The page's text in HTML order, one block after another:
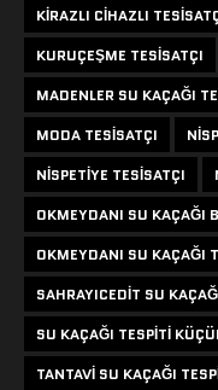
KIRAZLI CIHAZLI
KURUÇEŞME TESISATÇI
MADENLER SU KAÇAĞI
MODA TESISATÇI
NISPETIYE TESISATÇI
OKMEYDANI SU KAÇAĞI
OKMEYDANI SU KAÇAĞI
SAHRAYICEDIT SU
SU KAÇAĞI TESPITI
TANTAVI SU KAÇAĞI